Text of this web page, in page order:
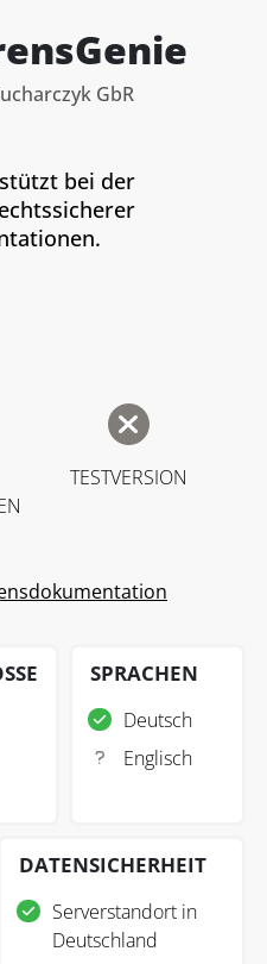
GbR
bei der
TESTVERSION
SPRACHEN
Deutsch
Englisch
DATENSICHERHEIT
Serverstandort in
Deutschland